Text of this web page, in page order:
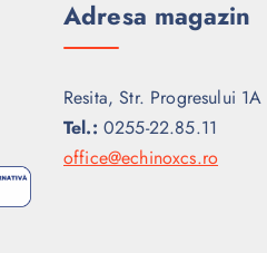
Adresa magazin
Resita, Str. Progresului 1A
Tel.: 0255-22.85.11
office@echinoxcs.ro